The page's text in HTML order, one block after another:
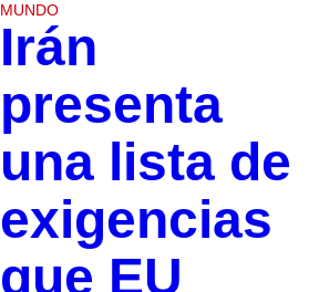
MUNDO
Irán
presenta
una lista de
exigencias
que EU